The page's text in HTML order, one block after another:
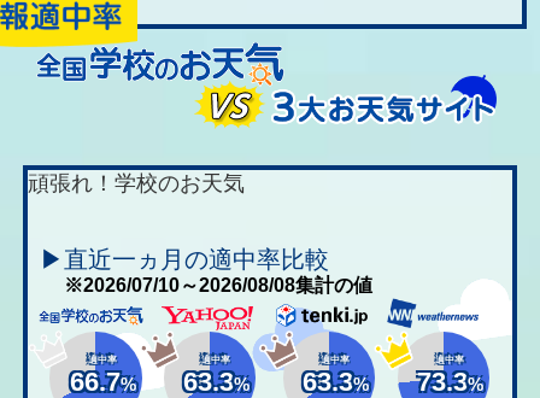
頑張れ！学校のお天気
▶直近一ヵ月の適中率比較
※2026/07/10～2026/08/08集計の値
適中率
66.7%
適中率
63.3%
適中率
63.3%
適中率
73.3%